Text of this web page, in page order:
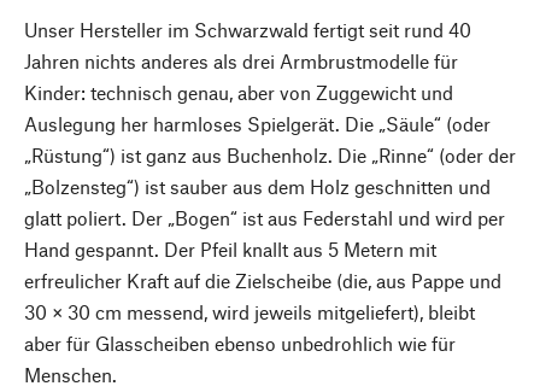
Unser Hersteller im Schwarzwald fertigt seit rund 40
Jahren nichts anderes als drei Armbrustmodelle für
Kinder: technisch genau, aber von Zuggewicht und
Auslegung her harmloses Spielgerät. Die „Säule“ (oder
„Rüstung“) ist ganz aus Buchenholz. Die „Rinne“ (oder der
„Bolzensteg“) ist sauber aus dem Holz geschnitten und
glatt poliert. Der „Bogen“ ist aus Federstahl und wird per
Hand gespannt. Der Pfeil knallt aus 5 Metern mit
erfreulicher Kraft auf die Zielscheibe (die, aus Pappe und
30 × 30 cm messend, wird jeweils mitgeliefert), bleibt
aber für Glasscheiben ebenso unbedrohlich wie für
Menschen.